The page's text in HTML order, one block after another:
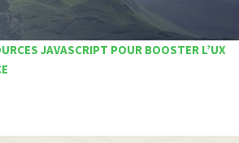
JAVASCRIPT POUR BOOSTER L’UX